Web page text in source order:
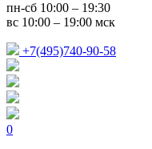
пн-сб 10:00 – 19:30
вс 10:00 – 19:00 мск
+7(495)740-90-58
0